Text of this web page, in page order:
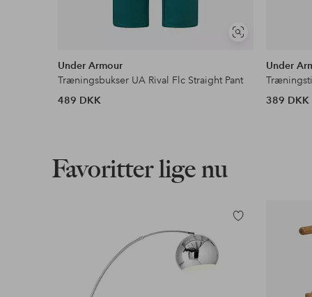
Se
Under Armour
Træningsbukser UA Rival Flc Straight Pant
489 DKK
Under
389 DKK
Favoritter lige nu
Tilføj